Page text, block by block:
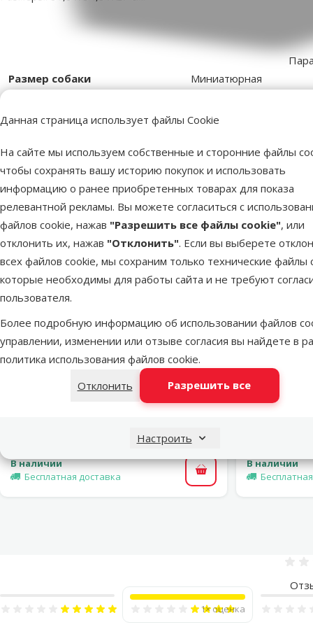
Данная страница использует файлы Cookie
На сайте мы используем собственные и сторонние файлы
чтобы сохранять вашу историю покупок и использовать
информацию о ранее приобретенных товарах для показа
релевантной рекламы. Вы можете согласиться с
файлов cookie, нажав "Разрешить все файлы cookie", или
отклонить их, нажав "Отклонить". Если вы выберете
всех файлов cookie, мы сохраним только технические файлы
которые необходимы для работы сайта и не требуют
пользователя.
Более подробную информацию об использовании файлов
управлении, изменении или отзыве согласия вы найдете в
политика использования файлов cookie.
Отклонить
Разрешить все
Настроить
Размер собаки
Миниатюрная
Светло-коричневый
Номер в каталоге
45081
Транспортировочный бокс – Dog
Fantasy Carrier, Blue, 48,5 x 32,3 x 30,1
Оценка 0%
марка
В наличии
Бесплатная доставка
В корзину
животных –
В наличии
Оценка 100% Оценка 80%, количество оценок: 1
1×оценка Оценка